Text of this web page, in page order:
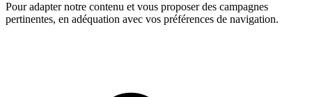
Pour adapter notre contenu et vous proposer des campagnes
pertinentes, en adéquation avec vos préférences de navigation.